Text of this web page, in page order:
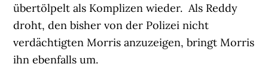
übertölpelt als Komplizen wieder. Als Reddy
droht, den bisher von der Polizei nicht
verdächtigten Morris anzuzeigen, bringt Morris
ihn ebenfalls um.